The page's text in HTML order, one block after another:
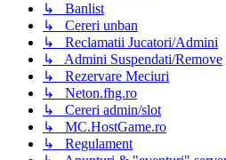
↳ Banlist
↳ Cereri unban
↳ Reclamatii Jucatori/Admini
↳ Admini Suspendati/Remove
↳ Rezervare Meciuri
↳ Neton.fhg.ro
↳ Cereri admin/slot
↳ MC.HostGame.ro
↳ Regulament